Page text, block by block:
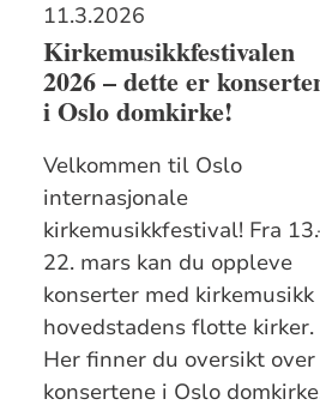
11.3.2026
Kirkemusikkfestivalen
2026 – dette er
i Oslo domkirke!
Velkommen til Oslo
internasjonale
kirkemusikkfestival! Fra
22. mars kan du oppleve
konserter med kirkemusikk
hovedstadens flotte kirker.
Her finner du oversikt over
konsertene i Oslo